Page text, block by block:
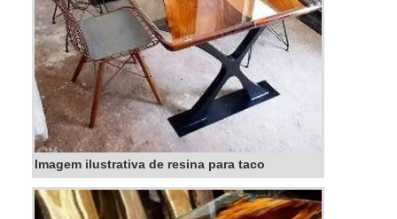
Imagem ilustrativa de resina para taco